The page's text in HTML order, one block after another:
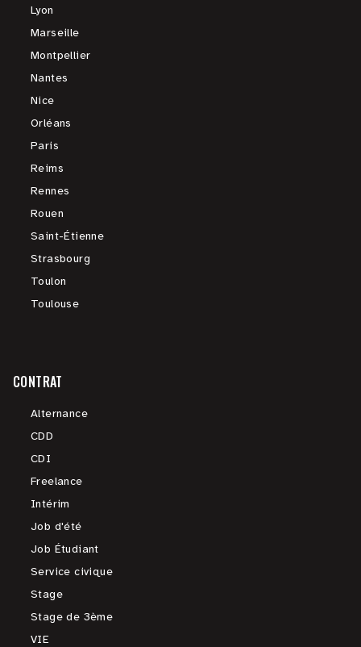
Lyon
Marseille
Montpellier
Nantes
Nice
Orléans
Paris
Reims
Rennes
Rouen
Saint-Étienne
Strasbourg
Toulon
Toulouse
CONTRAT
Alternance
CDD
CDI
Freelance
Intérim
Job d'été
Job Étudiant
Service civique
Stage
Stage de 3ème
VIE